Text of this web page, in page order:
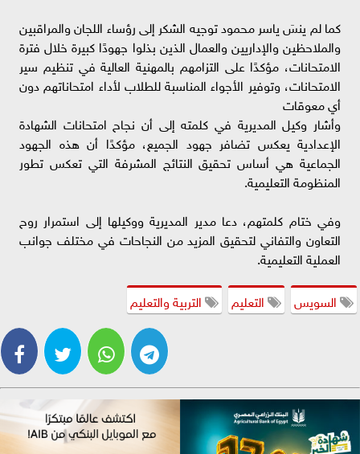
كما لم ينسَ ياسر محمود توجيه الشكر إلى رؤساء اللجان والمراقبين
والملاحظين والإداريين والعمال الذين بذلوا جهودًا كبيرة خلال فترة
الامتحانات، مؤكدًا على التزامهم بالمهنية العالية في تنظيم سير
الامتحانات، وتوفير الأجواء المناسبة للطلاب لأداء امتحاناتهم دون
أي معوقات
وأشار وكيل المديرية في كلمته إلى أن نجاح امتحانات الشهادة
الإعدادية يعكس تضافر جهود الجميع، مؤكدًا أن هذه الجهود
الجماعية هي أساس تحقيق النتائج المشرفة التي تعكس تطور
المنظومة التعليمية.
وفي ختام كلمتهم، دعا مدير المديرية ووكيلها إلى استمرار روح
التعاون والتفاني لتحقيق المزيد من النجاحات في مختلف جوانب
العملية التعليمية.
السويس
التعليم التربية والتعليم